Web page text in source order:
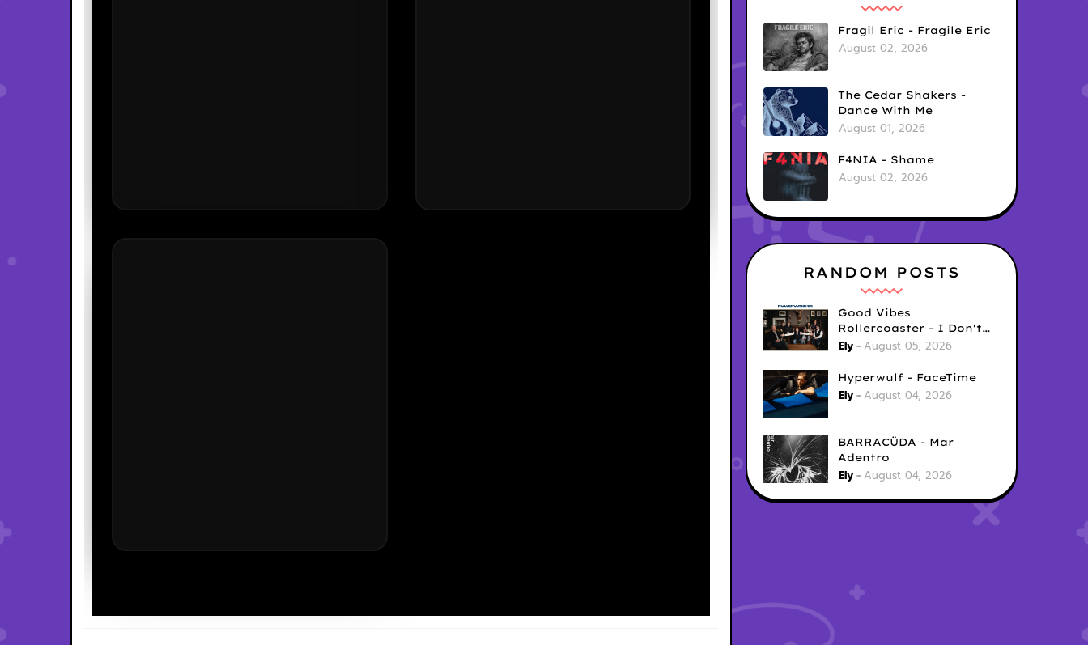
Fragil Eric - Fragile Eric
August 02, 2026
The Cedar Shakers -
Dance With Me
August 01, 2026
F4NIA - Shame
August 02, 2026
RANDOM POSTS
Good Vibes
Rollercoaster - I Don't
Care
Ely August 05, 2026
Hyperwulf - FaceTime
Ely August 04, 2026
BARRACÜDA - Mar
Adentro
Ely August 04, 2026